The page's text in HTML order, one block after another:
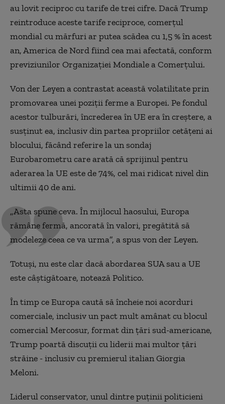
au lovit reciproc cu tarife de trei cifre. Dacă Trump
reintroduce aceste tarife reciproce, comerțul
mondial cu mărfuri ar putea scădea cu 1,5 % în acest
an, America de Nord fiind cea mai afectată, conform
previziunilor Organizației Mondiale a Comerțului.
Von der Leyen a contrastat această volatilitate prin
promovarea unei poziții ferme a Europei. Pe fondul
acestor tulburări, încrederea în UE era în creștere, a
susținut ea, inclusiv din partea propriilor cetățeni ai
blocului, făcând referire la un sondaj
Eurobarometru care arată că sprijinul pentru
aderarea la UE este de 74%, cel mai ridicat nivel din
ultimii 40 de ani.
„Asta spune ceva. În mijlocul haosului, Europa
rămâne fermă, ancorată în valori, pregătită să
modeleze ceea ce va urma”, a spus von der Leyen.
Totuși, nu este clar dacă abordarea SUA sau a UE
este câștigătoare, notează Politico.
În timp ce Europa caută să încheie noi acorduri
comerciale, inclusiv un pact mult amânat cu blocul
comercial Mercosur, format din țări sud-americane,
Trump poartă discuții cu liderii mai multor țări
străine - inclusiv cu premierul italian Giorgia
Meloni.
Liderul conservator, unul dintre puținii politicieni